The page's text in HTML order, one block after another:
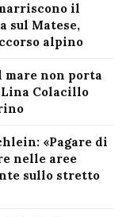
il
sul Matese,
alpino
mare non porta
Colacillo
«Pagare di
nelle aree
sullo stretto